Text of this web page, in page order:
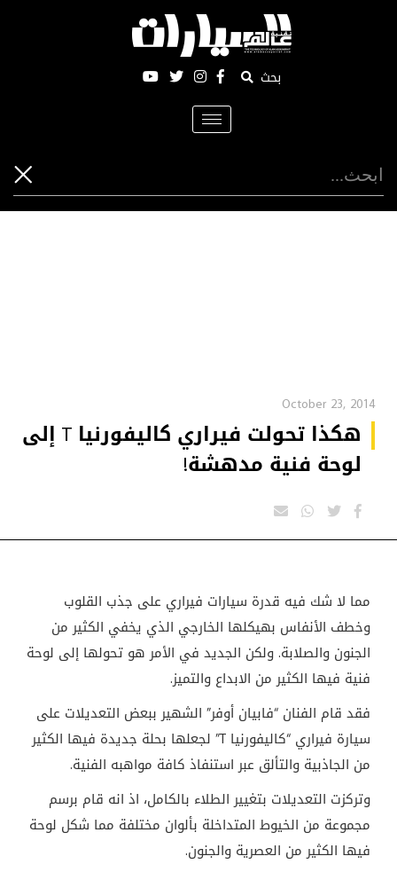
بحث
Toggle
navigation
October 23, 2014
هكذا تحولت فيراري كاليفورنيا T إلى
لوحة فنية مدهشة!
مما لا شك فيه قدرة سيارات فيراري على جذب القلوب
وخطف الأنفاس بهيكلها الخارجي الذي يخفي الكثير من
الجنون والصلابة. ولكن الجديد في الأمر هو تحولها إلى لوحة
فنية فيها الكثير من الابداع والتميز.
فقد قام الفنان “فابيان أوفر” الشهير ببعض التعديلات على
سيارة فيراري “كاليفورنيا T” لجعلها بحلة جديدة فيها الكثير
من الجاذبية والتألق عبر استنفاذ كافة مواهبه الفنية.
وتركزت التعديلات بتغيير الطلاء بالكامل، اذ انه قام برسم
مجموعة من الخيوط المتداخلة بألوان مختلفة مما شكل لوحة
فيها الكثير من العصرية والجنون.